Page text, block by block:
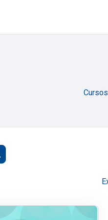
Cursos
cursos
cursos
Educativa en Técnicas y